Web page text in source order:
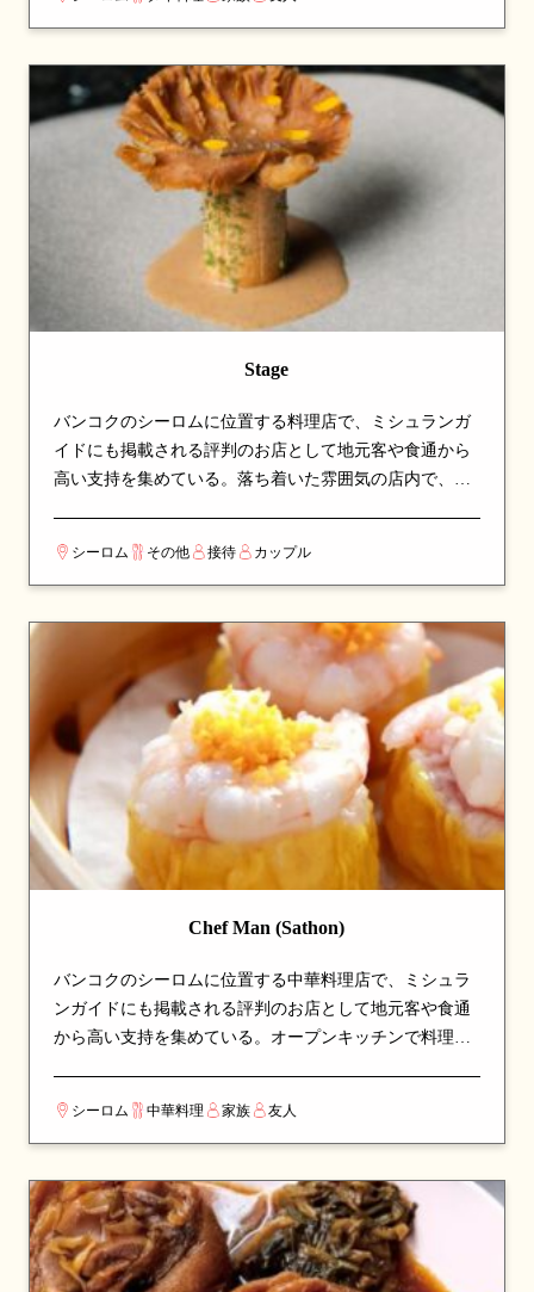
皿が並び、訪れたら必ず注文したい逸品揃い。伝統的な
タイ料理の真髄を、丁寧な調理と厳選された食材で表現
している。カップルでのデートや、友人との食事会にも
最適な一軒。
Stage
バンコクのシーロムに位置する料理店で、ミシュランガ
イドにも掲載される評判のお店として地元客や食通から
高い支持を集めている。落ち着いた雰囲気の店内で、本
並び、訪れたら必ず注文したい逸品揃い。シェフの感性
が光る独創的な料理を、こだわりの空間で楽しめる。カ
ップルでのデートや、友人との食事会にも最適な一軒。
シーロム その他 接待 カップル
Chef Man (Sathon)
バンコクのシーロムに位置する中華料理店で、ミシュラ
ンガイドにも掲載される評判のお店として地元客や食通
から高い支持を集めている。オープンキッチンで料理人
いる。看板メニューは点心やエビ料理など、シェフのこ
だわりが詰まった一皿が並び、訪れたら必ず注文したい
逸品揃い。カップルでのデートや、友人との食事会にも
最適な一軒。
シーロム 中華料理 家族 友人